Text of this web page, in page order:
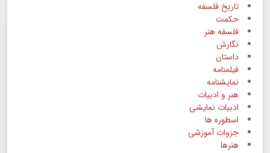
تاریخ فلسفه
حکمت
فلسفه هنر
نگارش
داستان
فیلمنامه
نمایشنامه
هنر و ادبیات
ادبیات نمایشی
اسطوره ها
جزوات آموزشی
هنرها